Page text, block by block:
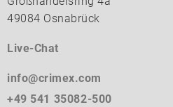
49084 Osnabrück
Live-Chat
info@crimex.com
+49 541 35082-500